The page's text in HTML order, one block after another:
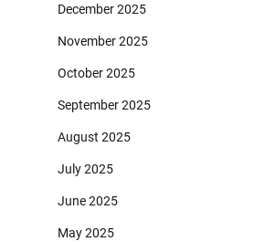
December 2025
November 2025
October 2025
September 2025
August 2025
July 2025
June 2025
May 2025